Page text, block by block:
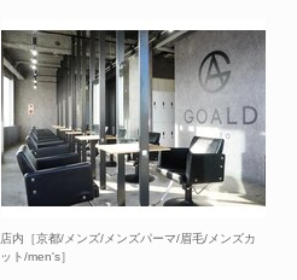
店内［京都/メンズ/メンズパーマ/眉毛/メンズカ
ット/men's］